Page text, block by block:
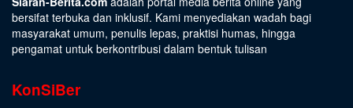
bersifat terbuka dan inklusif. Kami menyediakan wadah bagi
masyarakat umum, penulis lepas, praktisi humas, hingga
pengamat untuk berkontribusi dalam bentuk tulisan
KonSiBer